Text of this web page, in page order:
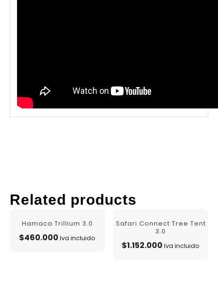
Related products
Hamaca Trillium 3.0
$460.000 Iva incluido
Safari Connect Tree Tent
3.0
$1.152.000 Iva incluido